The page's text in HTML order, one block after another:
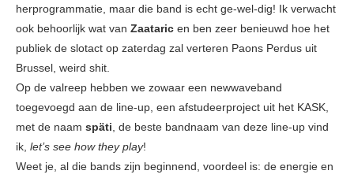
herprogrammatie, maar die band is echt ge-wel-dig! Ik verwacht
ook behoorlijk wat van Zaataric en ben zeer benieuwd hoe het
publiek de slotact op zaterdag zal verteren Paons Perdus uit
Brussel, weird shit.
Op de valreep hebben we zowaar een newwaveband
toegevoegd aan de line-up, een afstudeerproject uit het KASK,
met de naam späti , de beste bandnaam van deze line-up vind
ik, let’s see how they play!
Weet je, al die bands zijn beginnend, voordeel is: de energie en